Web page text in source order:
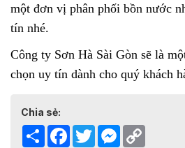
một đơn vị phân phối bồn nước
tín nhé.
Công ty Sơn Hà Sài Gòn sẽ là
chọn uy tín dành cho quý khách
Chia sẻ:
Share Facebook
TwitterMessenger